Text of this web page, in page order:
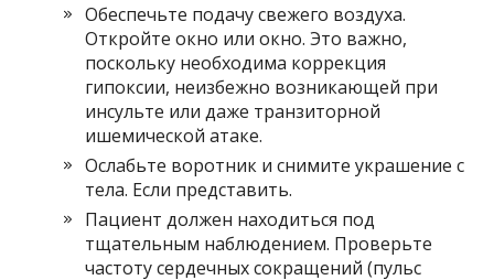
Обеспечьте подачу свежего воздуха.
Откройте окно или окно. Это важно,
поскольку необходима коррекция
гипоксии, неизбежно возникающей при
инсульте или даже транзиторной
ишемической атаке.
Ослабьте воротник и снимите украшение с
тела. Если представить.
Пациент должен находиться под
тщательным наблюдением. Проверьте
частоту сердечных сокращений (пульс